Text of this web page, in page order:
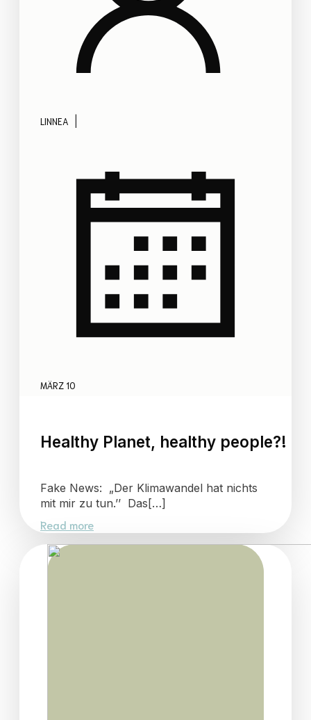
LINNEA
MÄRZ 10
Healthy Planet, healthy people?!
Fake News: „Der Klimawandel hat nichts
mit mir zu tun.’’ Das[…]
Read more